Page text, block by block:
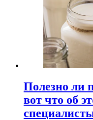
Полезно ли
вот что об